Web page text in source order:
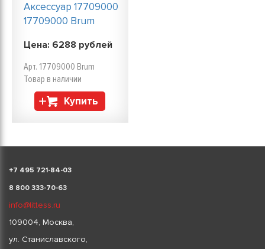
Аксессуар 17709000
17709000 Brum
Цена: 6288 рублей
Арт. 17709000 Brum
Товар в наличии
Купить
+7 495 721-84-03
8 800 333-70-63
info@littess.ru
109004, Москва,
ул. Станиславского,